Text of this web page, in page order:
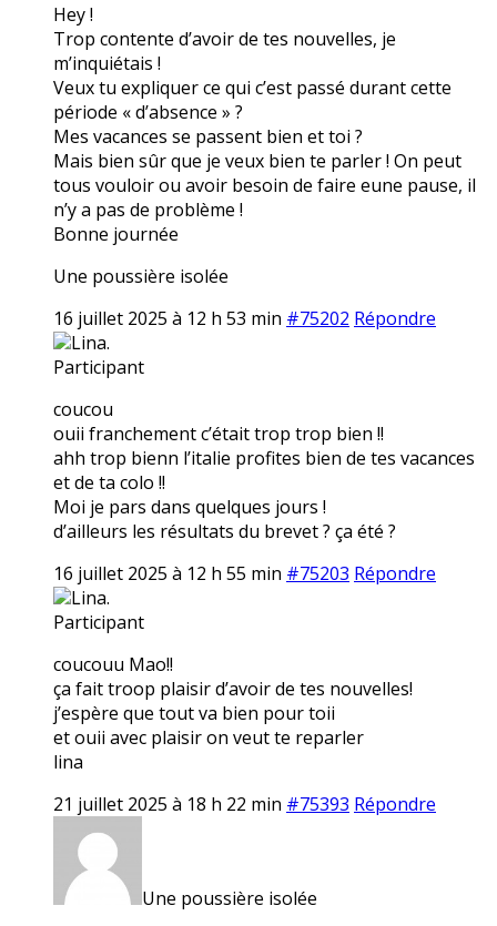
Hey !
Trop contente d’avoir de tes nouvelles, je
m’inquiétais !
Veux tu expliquer ce qui c’est passé durant cette
période « d’absence » ?
Mes vacances se passent bien et toi ?
Mais bien sûr que je veux bien te parler ! On peut
tous vouloir ou avoir besoin de faire eune pause, il
n’y a pas de problème !
Bonne journée
Une poussière isolée
16 juillet 2025 à 12 h 53 min #75202 Répondre
Lina.
Participant
coucou
ouii franchement c’était trop trop bien !!
ahh trop bienn l’italie profites bien de tes vacances
et de ta colo !!
Moi je pars dans quelques jours !
d’ailleurs les résultats du brevet ? ça été ?
16 juillet 2025 à 12 h 55 min #75203 Répondre
Lina.
Participant
coucouu Mao!!
ça fait troop plaisir d’avoir de tes nouvelles!
j’espère que tout va bien pour toii
et ouii avec plaisir on veut te reparler
lina
21 juillet 2025 à 18 h 22 min #75393 Répondre
Une poussière isolée